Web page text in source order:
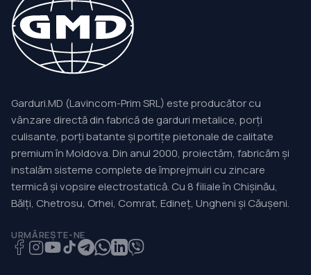
Garduri.MD (Lavincom-Prim SRL) este producător cu
vânzare directă din fabrică de garduri metalice, porți
culisante, porți batante și portițe pietonale de calitate
premium în Moldova. Din anul 2000, proiectăm, fabricăm și
instalăm sisteme complete de împrejmuiri cu zincare
termică și vopsire electrostatică. Cu 8 filiale în Chișinău,
Bălți, Chetrosu, Orhei, Comrat, Edineț, Ungheni și Căușeni.
URMĂREȘTE-NE